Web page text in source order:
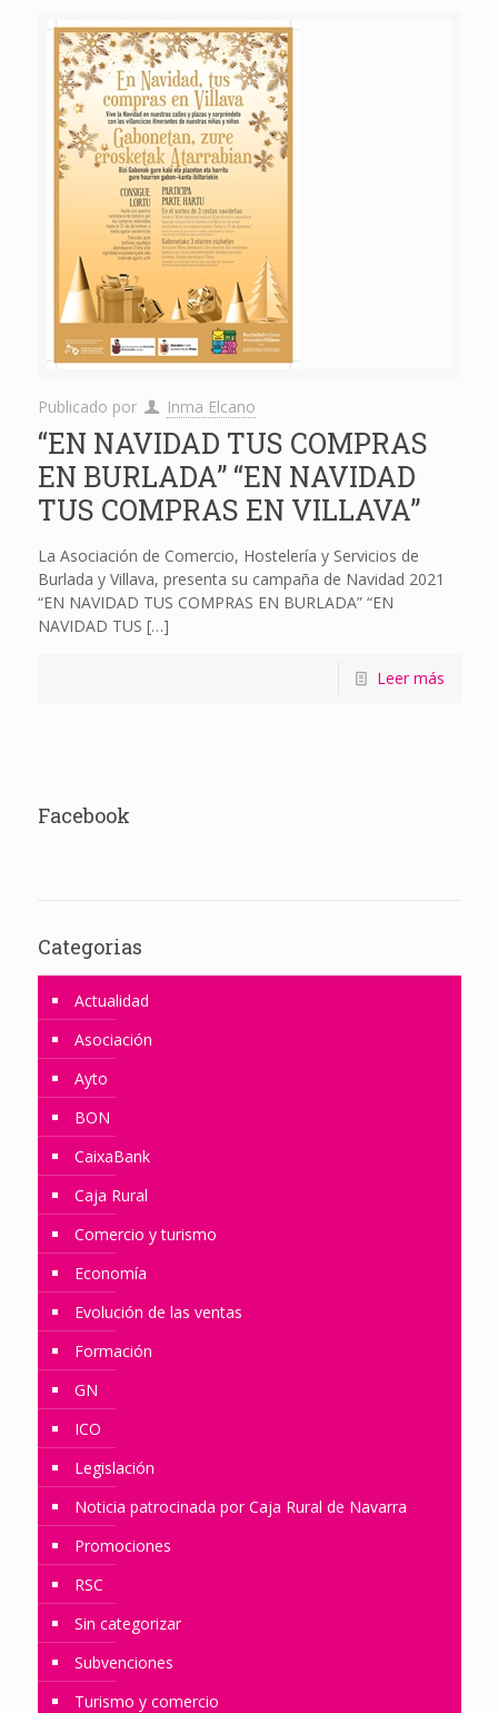
Publicado por Inma Elcano
“EN NAVIDAD TUS COMPRAS
EN BURLADA” “EN NAVIDAD
TUS COMPRAS EN VILLAVA”
La Asociación de Comercio, Hostelería y Servicios de
Burlada y Villava, presenta su campaña de Navidad 2021
“EN NAVIDAD TUS COMPRAS EN BURLADA” “EN
NAVIDAD TUS […]
Leer más
Facebook
Categorias
Actualidad
Asociación
Ayto
BON
CaixaBank
Caja Rural
Comercio y turismo
Economía
Evolución de las ventas
Formación
GN
ICO
Legislación
Noticia patrocinada por Caja Rural de Navarra
Promociones
RSC
Sin categorizar
Subvenciones
Turismo y comercio